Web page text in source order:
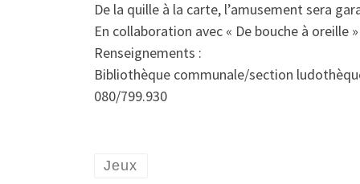
De la quille à la carte, l’amusement sera
En collaboration avec « De bouche à oreille
Renseignements :
Bibliothèque communale/section
080/799.930
Jeux